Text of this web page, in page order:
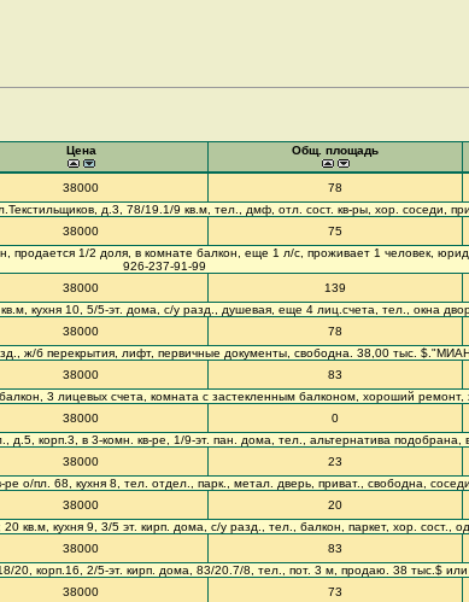
Цена Общ. площадь
38000 78
д.3, 78/19.1/9 кв.м, тел., дмф, отл. сост. кв-ры, хор. соседи,
38000 75
продается 1/2 доля, в комнате балкон, еще 1 л/с, проживает 1 человек,
926-237-91-99
38000 139
кухня 10, 5/5-эт. дома, с/у разд., душевая, еще 4 лиц.счета, тел., окна
38000 78
ж/б перекрытия, лифт, первичные документы, свободна. 38,00 тыс.
38000 83
3 лицевых счета, комната с застекленным балконом, хороший
38000 0
корп.3, в 3-комн. кв-ре, 1/9-эт. пан. дома, тел., альтернатива
38000 23
о/пл. 68, кухня 8, тел. отдел., парк., метал. дверь, приват., свободна,
38000 20
кв.м, кухня 9, 3/5 эт. кирп. дома, с/у разд., тел., балкон, паркет, хор. сост.,
38000 83
20, корп.16, 2/5-эт. кирп. дома, 83/20.7/8, тел., пот. 3 м, продаю. 38 тыс.$
38000 73